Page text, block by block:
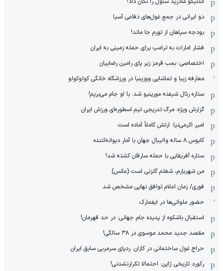
دو ایرانی در جمع غول‌های دفاعی آسیا
بودجه سپاهان از تورم جا ماند!
فشار امارات به ترامپ برای حمله زمینی به ایران
اختصاصی: بمب قرمز زیر پای رامین رضاییان
معارفه زیبا و تماشایی ووزینیا در ورزشگاه خانگی کولوکولو
ستاره رئال شیفته مورینیو شد: با او جام می‌بریم!
گزارش ویژه: مرگ تدریجی تیم اسطوره‌ای ورزش ایران
امیر اکرمی‌نیا: ارتش کاملاً آماده است
کابوس ۸ ساله والیبال جهان با آمار دیوانه‌کننده
ستاره آفریقایی با حمله سارقان کشته شد!
من شهریارم، شغلم گلزنی است (عکس)
فوری/ زمان اعلام توافق نهایی مشخص شد
حضور ملوانی‌ها در ایفمارک
استقبال باشکوه از پدیده جام جهانی: در حد قهرمان!
مقصد جدید محمد موسوی در ٣٨ سالگی!
حراج غول ساختمانی در کازان: ردپای سرمربی سابق ایران
رکورد تاریخی ژاپن: احتمالا تکرارنشدنی!